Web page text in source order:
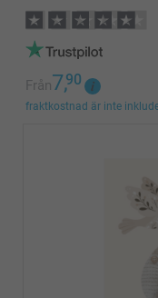
Från7,90
fraktkostnad är inte